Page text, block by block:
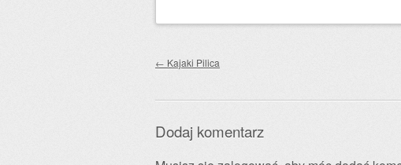
Zobacz wpisy
← Kajaki Pilica
Dodaj komentarz